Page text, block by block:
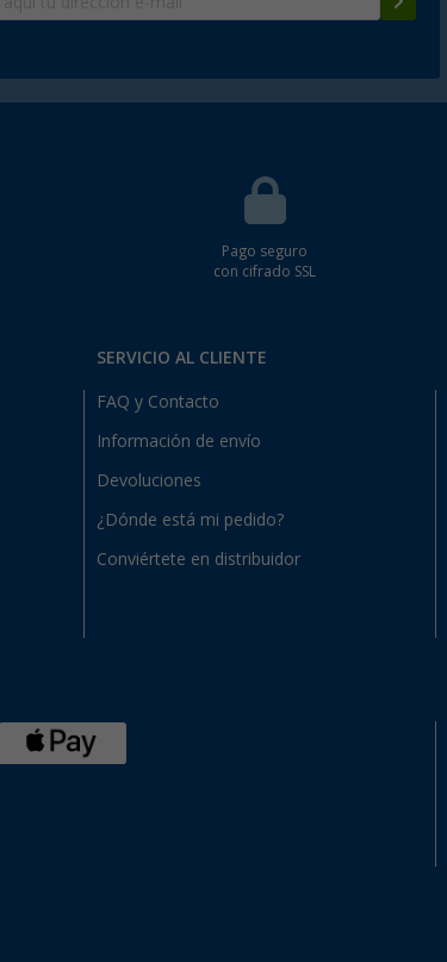
Pago seguro
con cifrado SSL
SERVICIO AL CLIENTE
FAQ y Contacto
Información de envío
Devoluciones
¿Dónde está mi pedido?
Conviértete en distribuidor